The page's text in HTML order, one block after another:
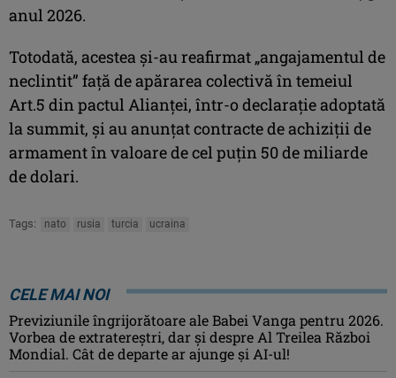
anul 2026.
Totodată, acestea şi-au reafirmat „angajamentul de
neclintit” faţă de apărarea colectivă în temeiul
Art.5 din pactul Alianţei, într-o declaraţie adoptată
la summit, şi au anunţat contracte de achiziţii de
armament în valoare de cel puţin 50 de miliarde
de dolari.
Tags: nato rusia turcia ucraina
CELE MAI NOI
Previziunile îngrijorătoare ale Babei Vanga pentru 2026.
Vorbea de extratereștri, dar și despre Al Treilea Război
Mondial. Cât de departe ar ajunge și AI-ul!